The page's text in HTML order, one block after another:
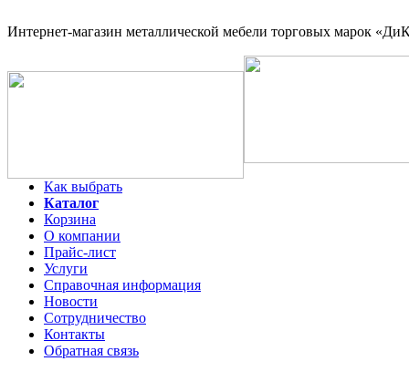
Интернет-магазин металлической мебели торговых марок
Как выбрать
Каталог
Корзина
О компании
Прайс-лист
Услуги
Справочная информация
Новости
Сотрудничество
Контакты
Обратная связь